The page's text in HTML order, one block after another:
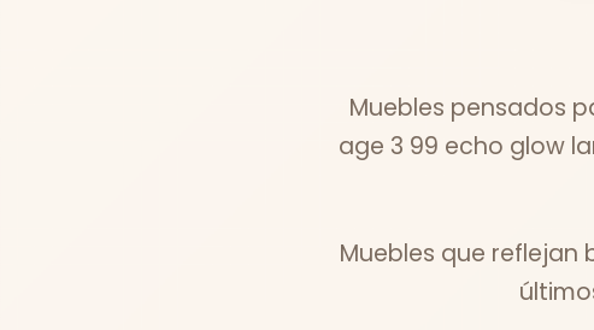
Muebles pensados
age 3 99 echo glow
Muebles que reflejan